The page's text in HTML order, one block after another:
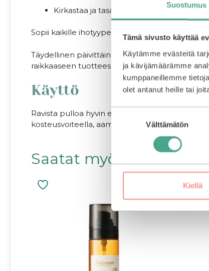
Suostumus
Tämä sivusto käyttää
Käytämme evästeitä
ja kävijämäärämme
kumppaneillemme
olet antanut heille tai
Suostumuksen
valinta
Välttämätön
Kiellä
Kirkastaa ja tasapainottaa ihon sävyä
Sopii kaikille ihotyypeille. Erinomainen valinta
Täydellinen päivittäinen kasvosuihke, kun
raikkaaseen tuotteeseen. Hajusteeton,
Käyttö
Ravista pulloa hyvin ennen käyttöä. Käytä
kosteusvoiteella, aamuisin myös
Saatat myös pitää...